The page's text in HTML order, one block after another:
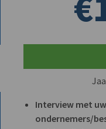
Interview met
ondernemers/